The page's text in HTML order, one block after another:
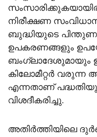
നിരീക്ഷണ
ബുദ്ധിയുടെ
ഉപകരണങ്ങളും
ബംഗ്ലാദേശുമായും
കിലോമീറ്റര്‍ വരുന്ന
എന്നതാണ്
വിശദീകരിച്ചു.
അതിര്‍ത്തിയിലെ